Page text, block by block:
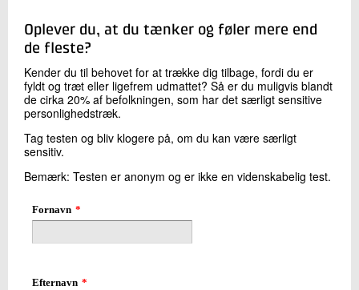
Kontakt os
Oplever du, at du tænker og føler mere end
de fleste?
Kender du til behovet for at trække dig tilbage, fordi du er
fyldt og træt eller ligefrem udmattet? Så er du muligvis blandt
de cirka 20% af befolkningen, som har det særligt sensitive
personlighedstræk.
Tag testen og bliv klogere på, om du kan være særligt
sensitiv.
Bemærk: Testen er anonym og er ikke en videnskabelig test.
Fornavn *
Efternavn *